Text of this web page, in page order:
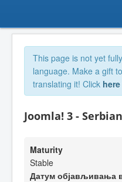
This page is not yet
language. Make a gift
translating it! Click here
Joomla! 3 -
Maturity
Stable
Датум објављивања